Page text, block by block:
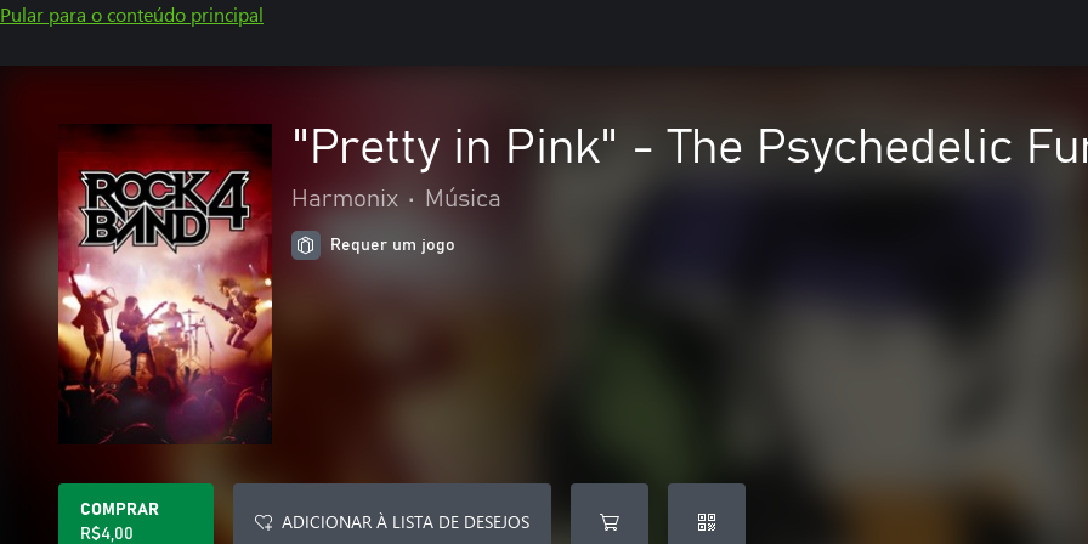
Pular para o conteúdo principal
"Pretty in Pink" - The Psychedelic
Harmonix • Música
Requer um jogo
COMPRAR
R$4,00
ADICIONAR À LISTA DE DESEJOS